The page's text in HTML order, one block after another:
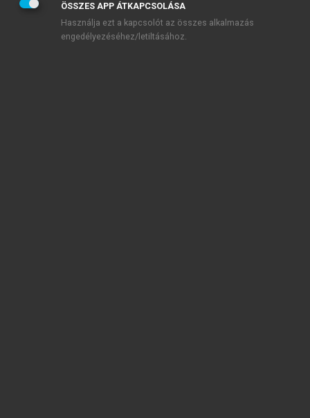
ÖSSZES APP ÁTKAPCSOLÁSA
Használja ezt a kapcsolót az összes alkalmazás
engedélyezéséhez/letiltásához.